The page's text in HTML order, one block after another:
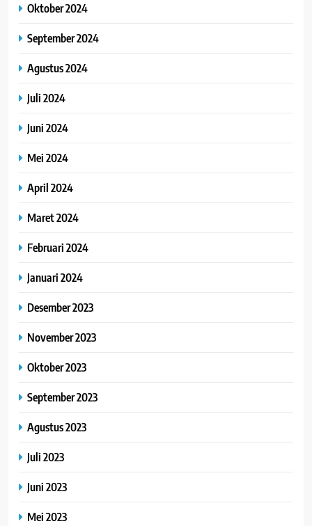
Oktober 2024
September 2024
Agustus 2024
Juli 2024
Juni 2024
Mei 2024
April 2024
Maret 2024
Februari 2024
Januari 2024
Desember 2023
November 2023
Oktober 2023
September 2023
Agustus 2023
Juli 2023
Juni 2023
Mei 2023